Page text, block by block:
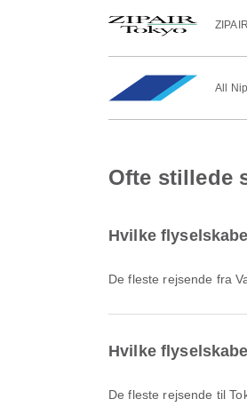
ZIPAIR
All
Ofte stillede
Hvilke
De fleste rejsende fra
Hvilke
De fleste rejsende til